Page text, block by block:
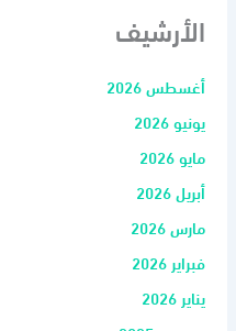
الأرشيف
أغسطس 2026
يونيو 2026
مايو 2026
أبريل 2026
مارس 2026
فبراير 2026
يناير 2026